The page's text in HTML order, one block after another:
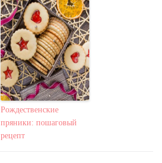
Рождественские
пряники: пошаговый
рецепт